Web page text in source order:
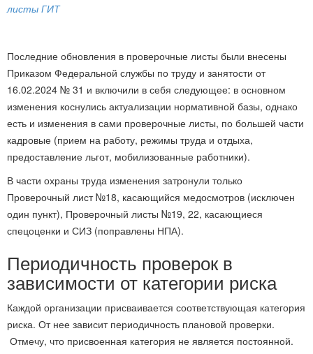
листы ГИТ
Последние обновления в проверочные листы были внесены
Приказом Федеральной службы по труду и занятости от
16.02.2024 № 31 и включили в себя следующее: в основном
изменения коснулись актуализации нормативной базы, однако
есть и изменения в сами проверочные листы, по большей части
кадровые (прием на работу, режимы труда и отдыха,
предоставление льгот, мобилизованные работники).
В части охраны труда изменения затронули только
Проверочный лист №18, касающийся медосмотров (исключен
один пункт), Проверочный листы №19, 22, касающиеся
спецоценки и СИЗ (поправлены НПА).
Периодичность проверок в
зависимости от категории риска
Каждой организации присваивается соответствующая категория
риска. От нее зависит периодичность плановой проверки.
Отмечу, что присвоенная категория не является постоянной.